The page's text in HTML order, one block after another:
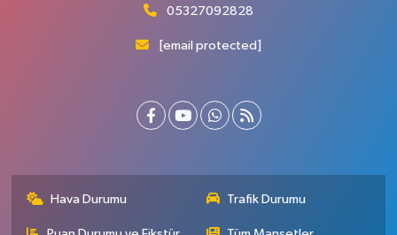
05327092828
[email protected]
Hava Durumu Trafik Durumu